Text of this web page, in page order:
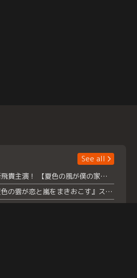
See all
浮所飛貴主演！ 【夏色の風が僕の家にやってきた】 本日よりテラサで独占配信スタート！
『夏色の雲が恋と嵐をまきおこす』スペシャルメイキング 【Part1】2026年７月18日（土）23時30分～配信スタート！話題のシーンの裏側を大公開！豪華キャスト大集合！ 『武宮家 真夏の家族会議』開催！